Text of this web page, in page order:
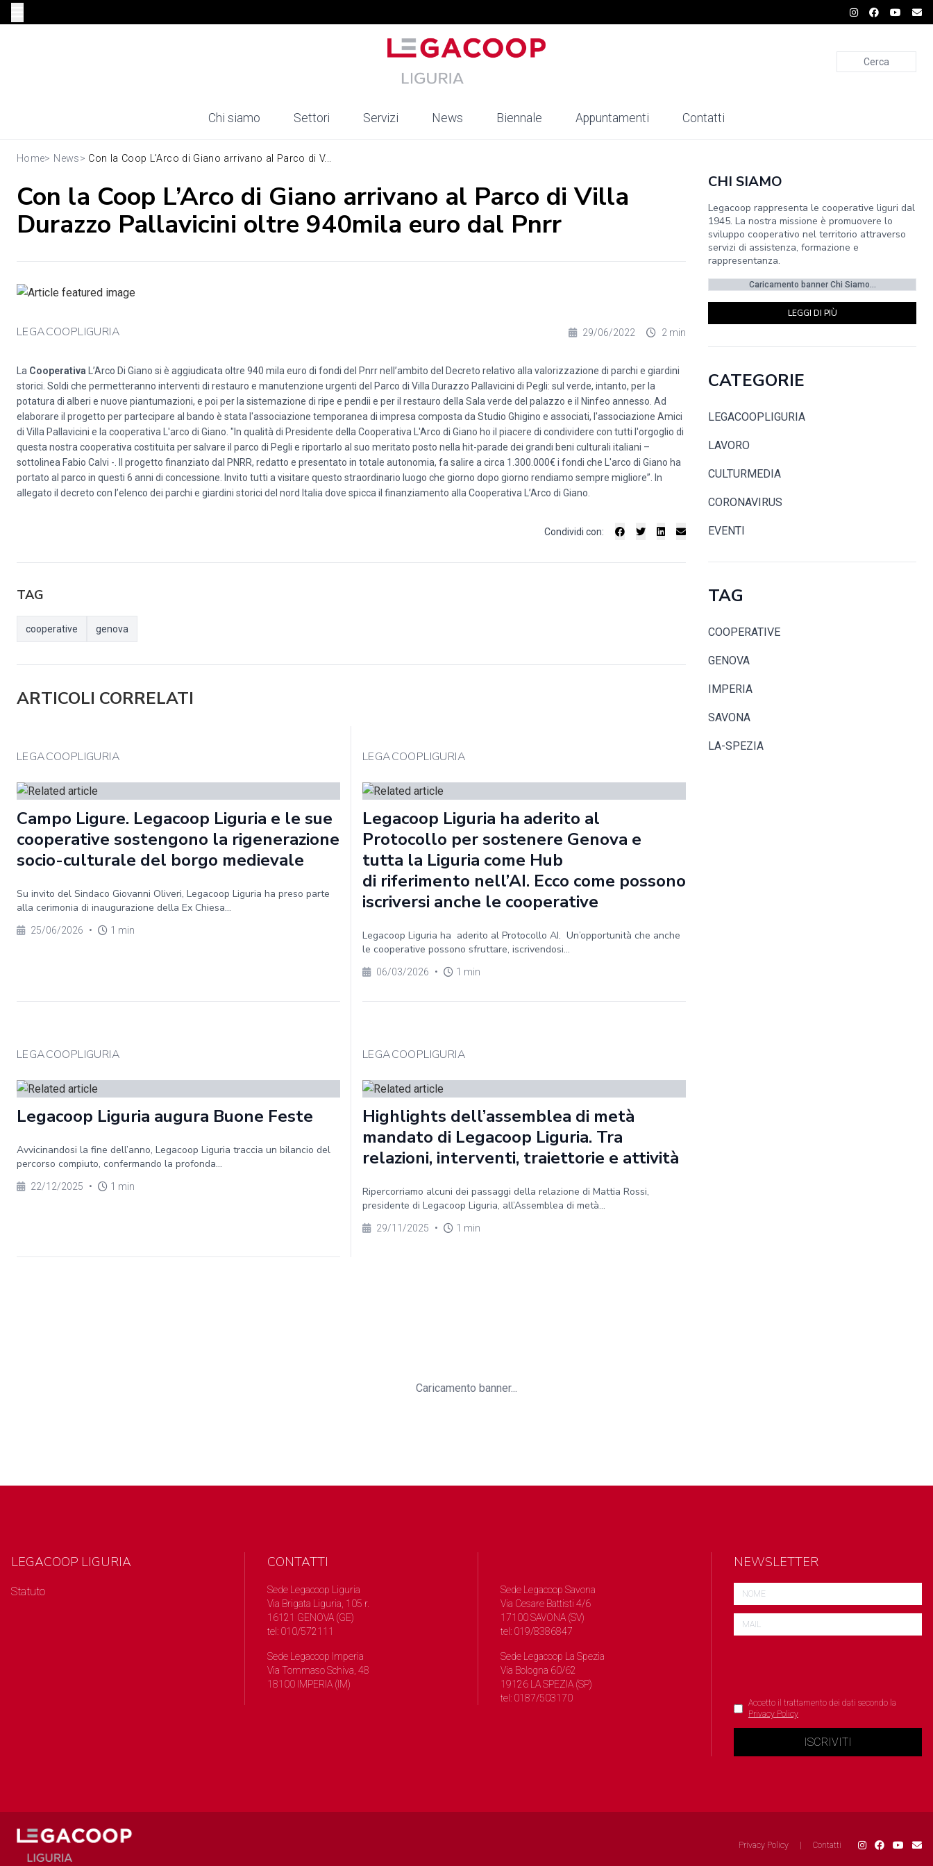
Cerca
Chi siamo Settori Servizi News Biennale Appuntamenti Contatti
Home> News> Con la Coop L’Arco di Giano arrivano al Parco di V...
Con la Coop L’Arco di Giano arrivano al Parco di Villa
Durazzo Pallavicini oltre 940mila euro dal Pnrr
LEGACOOPLIGURIA 29/06/2022 2 min
La Cooperativa L’Arco Di Giano si è aggiudicata oltre 940 mila euro di fondi del Pnrr nell’ambito del Decreto relativo alla valorizzazione di parchi e giardini
storici. Soldi che permetteranno interventi di restauro e manutenzione urgenti del Parco di Villa Durazzo Pallavicini di Pegli: sul verde, intanto, per la
potatura di alberi e nuove piantumazioni, e poi per la sistemazione di ripe e pendii e per il restauro della Sala verde del palazzo e il Ninfeo annesso. Ad
elaborare il progetto per partecipare al bando è stata l'associazione temporanea di impresa composta da Studio Ghigino e associati, l'associazione Amici
di Villa Pallavicini e la cooperativa L'arco di Giano. "In qualità di Presidente della Cooperativa L'Arco di Giano ho il piacere di condividere con tutti l'orgoglio di
questa nostra cooperativa costituita per salvare il parco di Pegli e riportarlo al suo meritato posto nella hit-parade dei grandi beni culturali italiani –
sottolinea Fabio Calvi -. Il progetto finanziato dal PNRR, redatto e presentato in totale autonomia, fa salire a circa 1.300.000€ i fondi che L'arco di Giano ha
portato al parco in questi 6 anni di concessione. Invito tutti a visitare questo straordinario luogo che giorno dopo giorno rendiamo sempre migliore”. In
allegato il decreto con l’elenco dei parchi e giardini storici del nord Italia dove spicca il finanziamento alla Cooperativa L’Arco di Giano.
Condividi con:
TAG
cooperative genova
ARTICOLI CORRELATI
LEGACOOPLIGURIA
Campo Ligure. Legacoop Liguria e le sue
cooperative sostengono la rigenerazione
socio-culturale del borgo medievale
Su invito del Sindaco Giovanni Oliveri, Legacoop Liguria ha preso parte
alla cerimonia di inaugurazione della Ex Chiesa...
25/06/2026 • 1 min
LEGACOOPLIGURIA
Legacoop Liguria ha aderito al
Protocollo per sostenere Genova e
tutta la Liguria come Hub
di riferimento nell’AI. Ecco come possono
iscriversi anche le cooperative
Legacoop Liguria ha aderito al Protocollo AI. Un’opportunità che anche
le cooperative possono sfruttare, iscrivendosi...
06/03/2026 • 1 min
LEGACOOPLIGURIA
Legacoop Liguria augura Buone Feste
Avvicinandosi la fine dell’anno, Legacoop Liguria traccia un bilancio del
percorso compiuto, confermando la profonda...
22/12/2025 • 1 min
LEGACOOPLIGURIA
Highlights dell’assemblea di metà
mandato di Legacoop Liguria. Tra
relazioni, interventi, traiettorie e attività
Ripercorriamo alcuni dei passaggi della relazione di Mattia Rossi,
presidente di Legacoop Liguria, all’Assemblea di metà...
29/11/2025 • 1 min
CHI SIAMO
Legacoop rappresenta le cooperative liguri dal
1945. La nostra missione è promuovere lo
sviluppo cooperativo nel territorio attraverso
servizi di assistenza, formazione e
rappresentanza.
Caricamento banner Chi Siamo...
LEGGI DI PIÙ
CATEGORIE
LEGACOOPLIGURIA
LAVORO
CULTURMEDIA
CORONAVIRUS
EVENTI
TAG
COOPERATIVE
GENOVA
IMPERIA
SAVONA
LA-SPEZIA
Caricamento banner...
LEGACOOP LIGURIA
Statuto
CONTATTI
Sede Legacoop Liguria
Via Brigata Liguria, 105 r.
16121 GENOVA (GE)
tel: 010/572111
Sede Legacoop Imperia
Via Tommaso Schiva, 48
18100 IMPERIA (IM)
Sede Legacoop Savona
Via Cesare Battisti 4/6
17100 SAVONA (SV)
tel: 019/8386847
Sede Legacoop La Spezia
Via Bologna 60/62
19126 LA SPEZIA (SP)
tel: 0187/503170
NEWSLETTER
Accetto il trattamento dei dati secondo la
Privacy Policy
ISCRIVITI
Privacy Policy Contatti